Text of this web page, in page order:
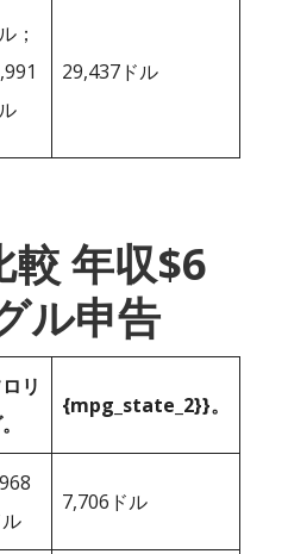
；
29,437ドル
較 年収$6
ル申告
リ
{mpg_state_2}}。
ル
7,706ドル